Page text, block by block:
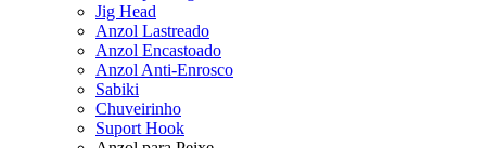
Jig Head
Anzol Lastreado
Anzol Encastoado
Anzol Anti-Enrosco
Sabiki
Chuveirinho
Suport Hook